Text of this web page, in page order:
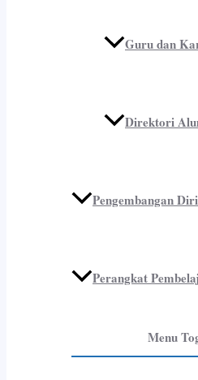
Guru dan
Direktori
Pengembangan
Perangkat
Menu